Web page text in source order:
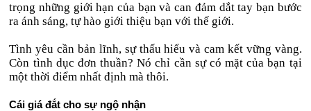
trọng những giới hạn của bạn và can đảm dắt tay bạn bước
ra ánh sáng, tự hào giới thiệu bạn với thế giới.
Tình yêu cần bản lĩnh, sự thấu hiểu và cam kết vững vàng.
Còn tình dục đơn thuần? Nó chỉ cần sự có mặt của bạn tại
một thời điểm nhất định mà thôi.
Cái giá đắt cho sự ngộ nhận